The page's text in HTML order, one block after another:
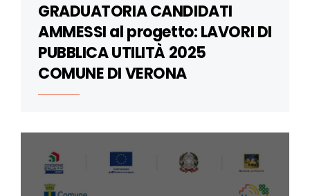
GRADUATORIA CANDIDATI
AMMESSI al progetto: LAVORI DI
PUBBLICA UTILITÀ 2025
COMUNE DI VERONA